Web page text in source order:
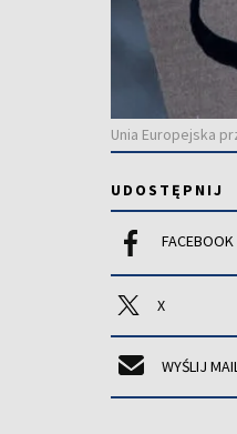
Unia Europejska
UDOSTĘPNIJ
FACEBOOK
X
WYŚLIJ